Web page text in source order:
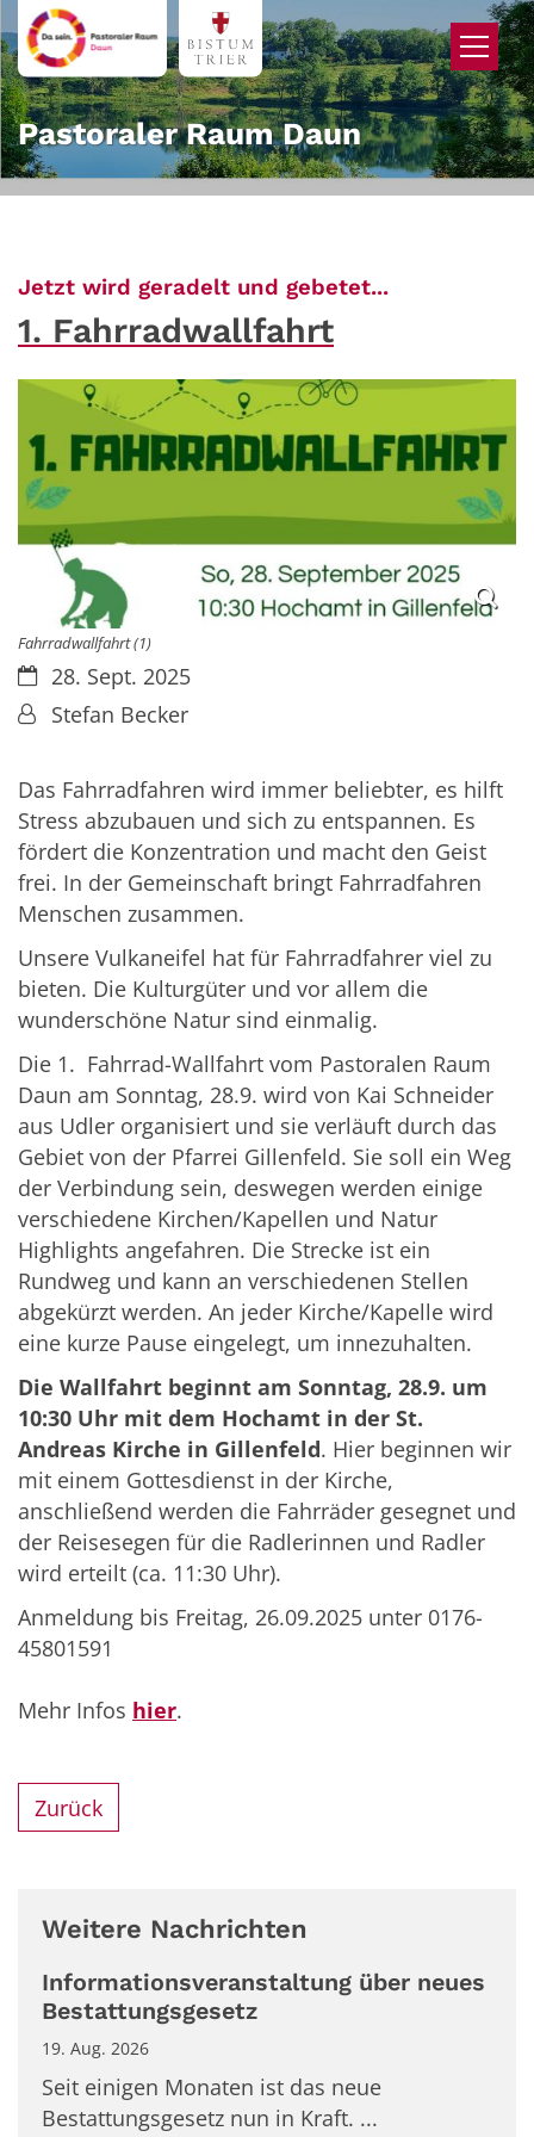
Zum Inhalt springen
Pastoraler Raum Daun
Jetzt wird geradelt und gebetet...:
1. Fahrradwallfahrt
Fahrradwallfahrt (1)
Datum:28. Sept. 2025
Von:Stefan Becker
Das Fahrradfahren wird immer beliebter, es hilft
Stress abzubauen und sich zu entspannen. Es
fördert die Konzentration und macht den Geist
frei. In der Gemeinschaft bringt Fahrradfahren
Menschen zusammen.
Unsere Vulkaneifel hat für Fahrradfahrer viel zu
bieten. Die Kulturgüter und vor allem die
wunderschöne Natur sind einmalig.
Die 1. Fahrrad-Wallfahrt vom Pastoralen Raum
Daun am Sonntag, 28.9. wird von Kai Schneider
aus Udler organisiert und sie verläuft durch das
Gebiet von der Pfarrei Gillenfeld. Sie soll ein Weg
der Verbindung sein, deswegen werden einige
verschiedene Kirchen/Kapellen und Natur
Highlights angefahren. Die Strecke ist ein
Rundweg und kann an verschiedenen Stellen
abgekürzt werden. An jeder Kirche/Kapelle wird
eine kurze Pause eingelegt, um innezuhalten.
Die Wallfahrt beginnt am Sonntag, 28.9. um
10:30 Uhr mit dem Hochamt in der St.
Andreas Kirche in Gillenfeld. Hier beginnen wir
mit einem Gottesdienst in der Kirche,
anschließend werden die Fahrräder gesegnet und
der Reisesegen für die Radlerinnen und Radler
wird erteilt (ca. 11:30 Uhr).
Anmeldung bis Freitag, 26.09.2025 unter 0176-
45801591
Mehr Infos hier.
Zurück
Weitere Nachrichten
Informationsveranstaltung über neues
Bestattungsgesetz
19. Aug. 2026
Seit einigen Monaten ist das neue
Bestattungsgesetz nun in Kraft. ...